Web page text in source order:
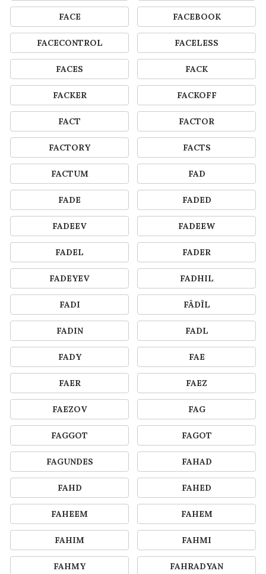
FACE FACEBOOK
FACECONTROL FACELESS
FACES FACK
FACKER FACKOFF
FACT FACTOR
FACTORY FACTS
FACTUM FAD
FADE FADED
FADEEV FADEEW
FADEL FADER
FADEYEV FADHIL
FADI FÂDÎL
FADIN FADL
FADY FAE
FAER FAEZ
FAEZOV FAG
FAGGOT FAGOT
FAGUNDES FAHAD
FAHD FAHED
FAHEEM FAHEM
FAHIM FAHMI
FAHMY FAHRADYAN